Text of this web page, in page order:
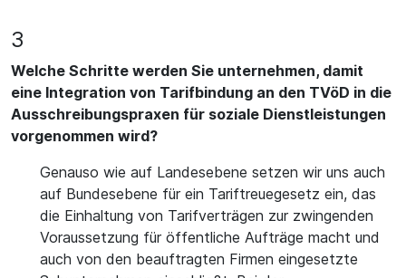
3
Welche Schritte werden Sie unternehmen, damit
eine Integration von Tarifbindung an den TVöD in die
Ausschreibungspraxen für soziale Dienstleistungen
vorgenommen wird?
Genauso wie auf Landesebene setzen wir uns auch
auf Bundesebene für ein Tariftreuegesetz ein, das
die Einhaltung von Tarifverträgen zur zwingenden
Voraussetzung für öffentliche Aufträge macht und
auch von den beauftragten Firmen eingesetzte